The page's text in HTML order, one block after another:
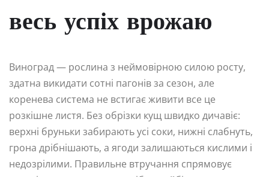
весь успіх врожаю
Виноград — рослина з неймовірною силою росту,
здатна викидати сотні пагонів за сезон, але
коренева система не встигає живити все це
розкішне листя. Без обрізки кущ швидко дичавіє:
верхні бруньки забирають усі соки, нижні слабнуть,
грона дрібнішають, а ягоди залишаються кислими і
недозрілими. Правильне втручання спрямовує